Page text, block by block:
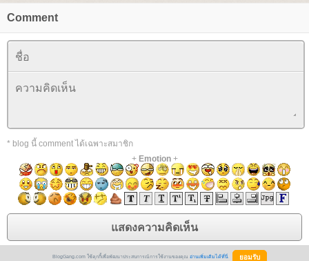
Comment
* blog นี้ comment ได้เฉพาะสมาชิก
+ Emotion+
BlogGang.com ใช้คุกกี้เพื่อพัฒนาประสบการณ์การใช้งานของคุณ อ่านเพิ่มเติมได้ที่นี่